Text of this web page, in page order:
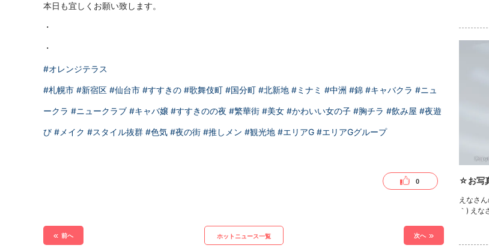
本日も宜しくお願い致します。
・
・
#オレンジテラス
#札幌市 #新宿区 #仙台市 #すすきの #歌舞伎町 #国分町 #北新地 #ミナミ #中洲 #錦 #キャバクラ #ニュ
ークラ #ニュークラブ #キャバ嬢 #すすきのの夜 #繁華街 #美女 #かわいい女の子 #胸チラ #飲み屋 #夜遊
び #メイク #スタイル抜群 #色気 #夜の街 #推しメン #観光地 #エリアG #エリアGグループ
0
前へ ホットニュース一覧 次へ
☆お写
えなさ
｀) えな